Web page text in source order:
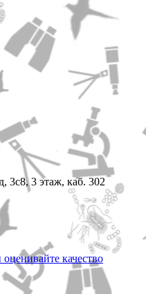
3с8, 3 этаж, каб. 302